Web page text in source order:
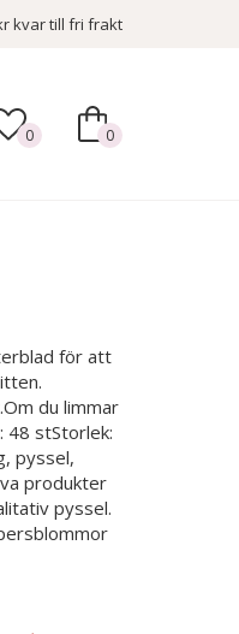
kvar till fri frakt
0 0
för att
du limmar
48 stStorlek:
pyssel,
produkter
pyssel.